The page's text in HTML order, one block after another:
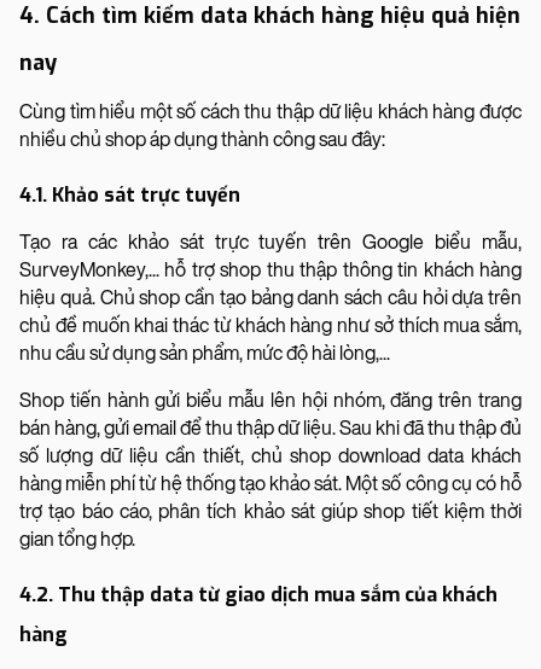
4. Cách tìm kiếm data khách hàng hiệu quả hiện
nay
Cùng tìm hiểu một số cách thu thập dữ liệu khách hàng được
nhiều chủ shop áp dụng thành công sau đây:
4.1. Khảo sát trực tuyến
Tạo ra các khảo sát trực tuyến trên Google biểu mẫu,
SurveyMonkey,... hỗ trợ shop thu thập thông tin khách hàng
hiệu quả. Chủ shop cần tạo bảng danh sách câu hỏi dựa trên
chủ đề muốn khai thác từ khách hàng như sở thích mua sắm,
nhu cầu sử dụng sản phẩm, mức độ hài lòng,...
Shop tiến hành gửi biểu mẫu lên hội nhóm, đăng trên trang
bán hàng, gửi email để thu thập dữ liệu. Sau khi đã thu thập đủ
số lượng dữ liệu cần thiết, chủ shop download data khách
hàng miễn phí từ hệ thống tạo khảo sát. Một số công cụ có hỗ
trợ tạo báo cáo, phân tích khảo sát giúp shop tiết kiệm thời
gian tổng hợp.
4.2. Thu thập data từ giao dịch mua sắm của khách
hàng